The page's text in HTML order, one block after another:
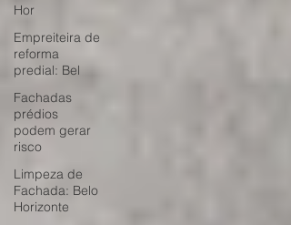
Hor
Empreiteira de
reforma
predial: Bel
Fachadas
prédios
podem gerar
risco
Limpeza de
Fachada: Belo
Horizonte